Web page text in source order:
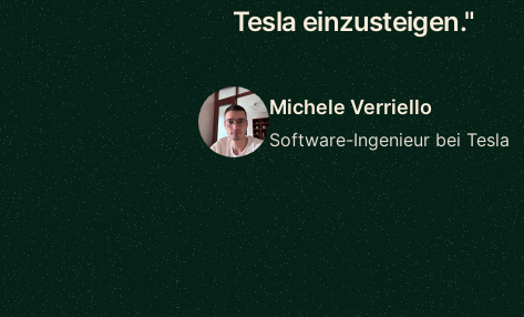
Tesla einzusteigen."
Michele Verriello
Software-Ingenieur bei Tesla